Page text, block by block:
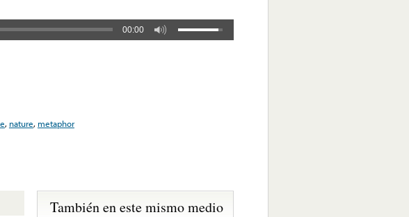
00:00
, nature, metaphor
También en este mismo medio